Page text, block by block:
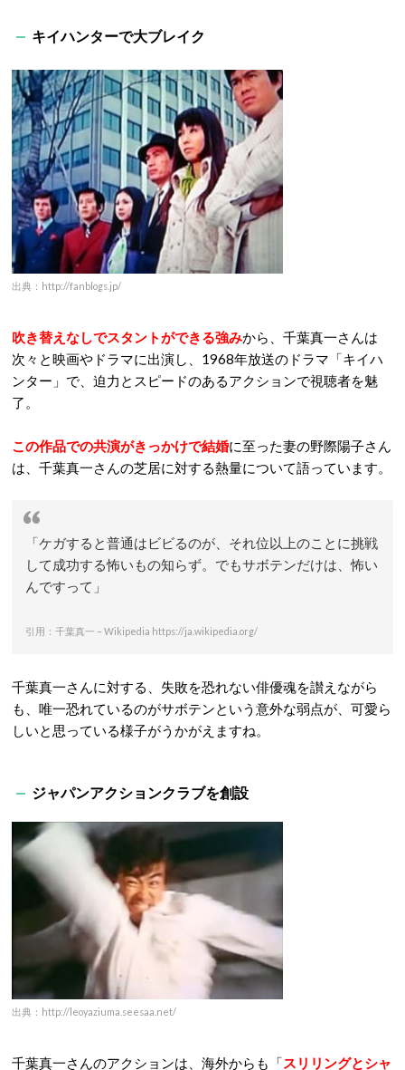
キイハンターで大ブレイク
出典：http://fanblogs.jp/
吹き替えなしでスタントができる強みから、千葉真一さんは
次々と映画やドラマに出演し、1968年放送のドラマ「キイハ
ンター」で、迫力とスピードのあるアクションで視聴者を魅
了。
この作品での共演がきっかけで結婚に至った妻の野際陽子さん
は、千葉真一さんの芝居に対する熱量について語っています。
「ケガすると普通はビビるのが、 それ位以上のことに挑戦
して成功する怖いもの知らず。でもサボテンだけは、怖い
んですって」
引用：千葉真一 – Wikipedia https://ja.wikipedia.org/
千葉真一さんに対する、失敗を恐れない俳優魂を讃えながら
も、唯一恐れているのがサボテンという意外な弱点が、可愛ら
しいと思っている様子がうかがえますね。
ジャパンアクションクラブを創設
出典：http://leoyaziuma.seesaa.net/
千葉真一さんのアクションは、海外からも「スリリングとシャ